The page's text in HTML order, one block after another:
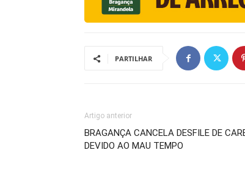
PARTILHAR
Artigo anterior
BRAGANÇA CANCELA DESFILE DE
DEVIDO AO MAU TEMPO